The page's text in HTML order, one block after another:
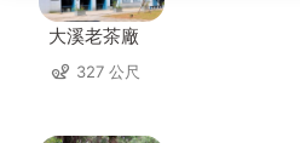
大溪老茶廠
327 公尺